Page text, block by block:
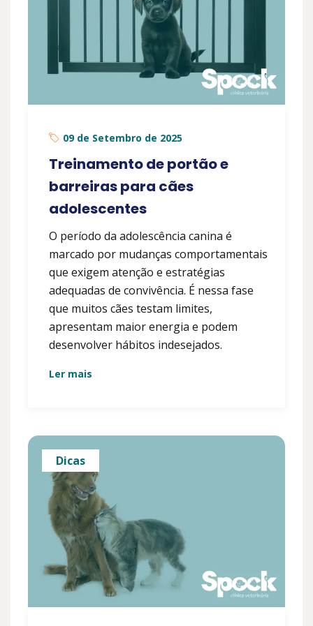
09 de Setembro de 2025
Treinamento de portão e
barreiras para cães
adolescentes
O período da adolescência canina é
marcado por mudanças comportamentais
que exigem atenção e estratégias
adequadas de convivência. É nessa fase
que muitos cães testam limites,
apresentam maior energia e podem
desenvolver hábitos indesejados.
Ler mais
Dicas